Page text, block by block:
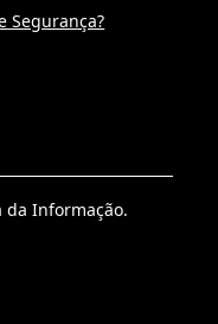
Segurança?
da Informação.